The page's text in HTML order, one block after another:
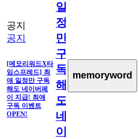
공지
공지
[메모리워드X타
임스프레드] 최
애 일정만 구독
해도 네이버페
이 지급! 최애
구독 이벤트
OPEN!
일
정
만
구
독
해
도
네
이
memoryword